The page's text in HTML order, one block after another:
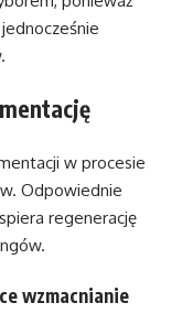
w procesie
Odpowiednie
regenerację
wzmacnianie